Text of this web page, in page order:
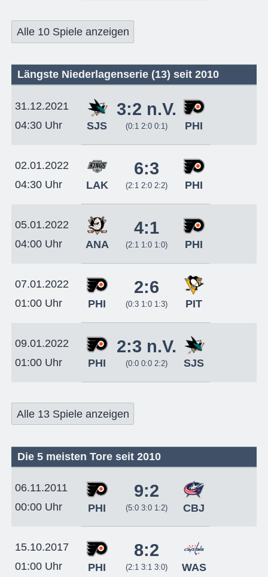
Alle 10 Spiele anzeigen
Längste Niederlagenserie (13) seit 2010
31.12.2021
04:30 Uhr
SJS
3:2 n.V.
(0:1 2:0 0:1) PHI
02.01.2022
04:30 Uhr
LAK
6:3
(2:1 2:0 2:2) PHI
05.01.2022
04:00 Uhr
ANA
4:1
(2:1 1:0 1:0) PHI
07.01.2022
01:00 Uhr
PHI
2:6
(0:3 1:0 1:3) PIT
09.01.2022
01:00 Uhr
PHI
2:3 n.V.
(0:0 0:0 2:2) SJS
Alle 13 Spiele anzeigen
Die 5 meisten Tore seit 2010
06.11.2011
00:00 Uhr
PHI
9:2
(5:0 3:0 1:2) CBJ
15.10.2017
01:00 Uhr
PHI
8:2
(2:1 3:1 3:0) WAS